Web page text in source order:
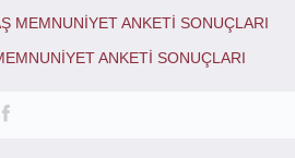
MEMNUNİYET ANKETİ SONUÇLARI
ANKETİ SONUÇLARI